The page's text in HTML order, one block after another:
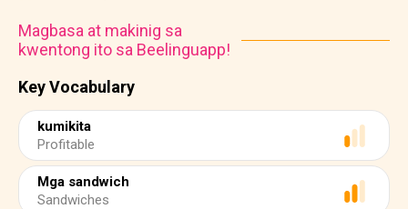
Key Vocabulary
kumikita
Profitable
Mga sandwich
Sandwiches
Magbasa at makinig sa
kwentong ito sa Beelinguapp!